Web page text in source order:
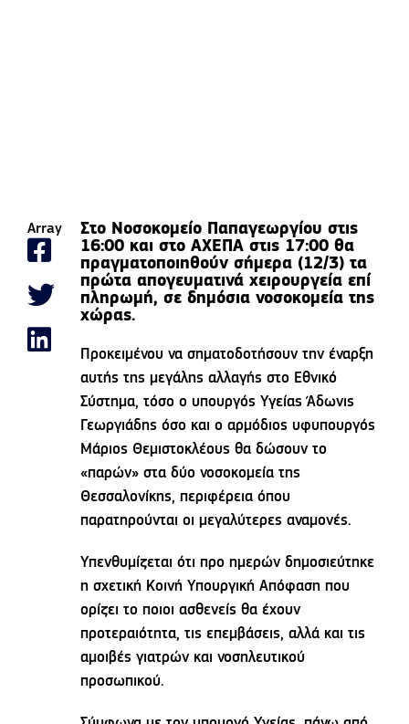
Array
Στο Νοσοκομείο Παπαγεωργίου στις
16:00 και στο ΑΧΕΠΑ στις 17:00 θα
πραγματοποιηθούν σήμερα (12/3) τα
πρώτα απογευματινά χειρουργεία επί
πληρωμή, σε δημόσια νοσοκομεία της
χώρας.
Προκειμένου να σηματοδοτήσουν την έναρξη
αυτής της μεγάλης αλλαγής στο Εθνικό
Σύστημα, τόσο ο υπουργός Υγείας Άδωνις
Γεωργιάδης όσο και ο αρμόδιος υφυπουργός
Μάριος Θεμιστοκλέους θα δώσουν το
«παρών» στα δύο νοσοκομεία της
Θεσσαλονίκης, περιφέρεια όπου
παρατηρούνται οι μεγαλύτερες αναμονές.
Υπενθυμίζεται ότι προ ημερών δημοσιεύτηκε
η σχετική Κοινή Υπουργική Απόφαση που
ορίζει το ποιοι ασθενείς θα έχουν
προτεραιότητα, τις επεμβάσεις, αλλά και τις
αμοιβές γιατρών και νοσηλευτικού
προσωπικού.